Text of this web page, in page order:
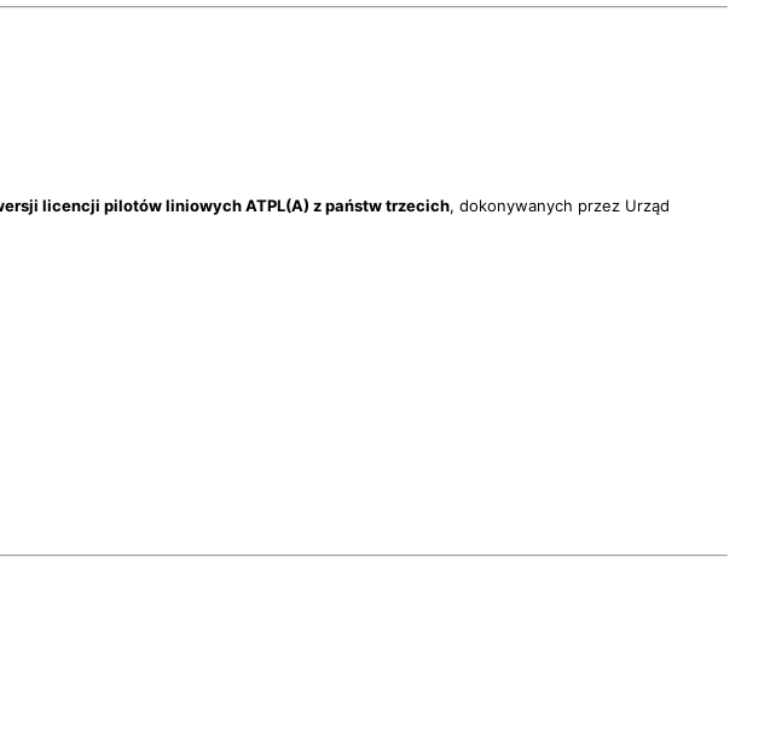
licencji pilotów liniowych ATPL(A) z państw trzecich, dokonywanych przez Urząd